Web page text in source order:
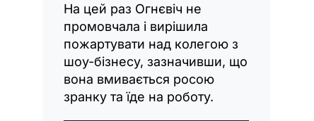
На цей раз Огнєвіч не
промовчала і вирішила
пожартувати над колегою з
шоу-бізнесу, зазначивши, що
вона вмивається росою
зранку та їде на роботу.